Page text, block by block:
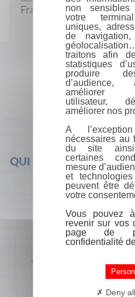
France
QUI SOMMES-NOUS ?
+33 (0) 1 44 41 29 19
non
votre
uniques,
de
traitons afin
statistiques
produire
améliorer
utilisateur,
améliorer nos
A
nécessaires au
du site
certaines
mesure
et
peuvent être
votre
Vous pouvez
revenir sur vos
page de
confidentialité
Deny